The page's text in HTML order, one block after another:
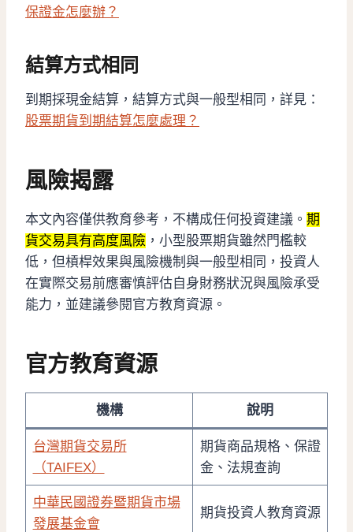
保證金怎麼辦？
結算方式相同
到期採現金結算，結算方式與一般型相同，詳見：
股票期貨到期結算怎麼處理？
風險揭露
本文內容僅供教育參考，不構成任何投資建議。 期
貨交易具有高度風險 ，小型股票期貨雖然門檻較
低，但槓桿效果與風險機制與一般型相同，投資人
在實際交易前應審慎評估自身財務狀況與風險承受
能力，並建議參閱官方教育資源。
官方教育資源
機構 說明
台灣期貨交易所
（TAIFEX）
期貨商品規格、保證
金、法規查詢
中華民國證券暨期貨市場
發展基金會
期貨投資人教育資源